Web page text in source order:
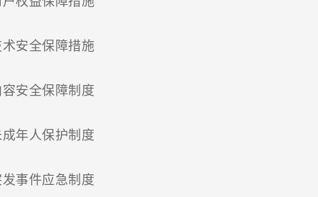
安全保障措施(current)
安全保障制度
年人保护制度
事件应急制度